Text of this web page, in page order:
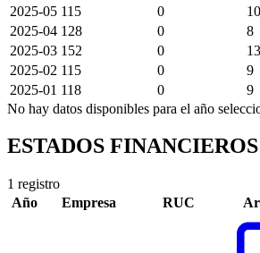
2025-05 115 0
10
2025-04 128 0
8
2025-03 152 0
13
2025-02 115 0
9
2025-01 118 0
9
No hay datos disponibles para el año
ESTADOS FINANCIEROS
1 registro
Año
Empresa RUC